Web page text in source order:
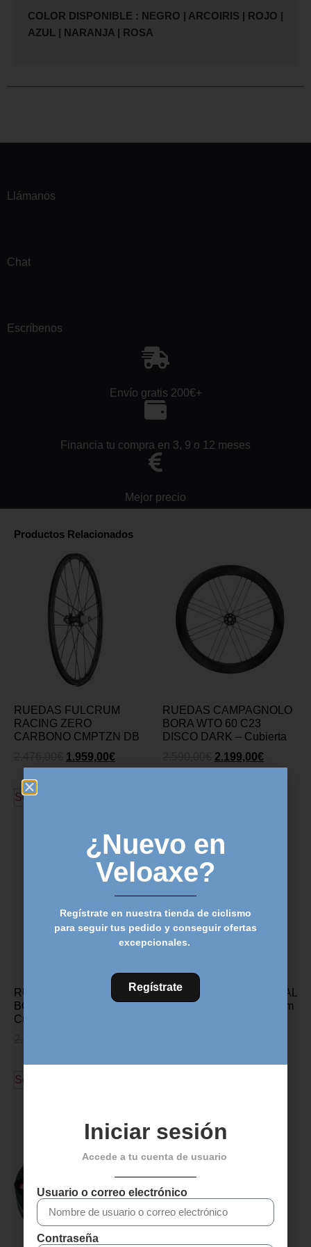
COLOR DISPONIBLE : NEGRO | ARCOIRIS | ROJO |
AZUL | NARANJA | ROSA
Llámanos
Chat
Escríbenos
Envío gratis 200€+
Financia tu compra en 3, 9 o 12 meses
Mejor precio
Productos Relacionados
RUEDAS FULCRUM
RACING ZERO
CARBONO CMPTZN DB
1.959,00€
Seleccionar opciones
RUEDAS CAMPAGNOLO
BORA WTO 60 C23
DISCO DARK – Cubierta
2.199,00€
RUEDAS CAMPAGNOLO
BORA WTO 35 DISCO –
Cubierta
Seleccionar opciones
TUBULAR CONTINENTAL
SPRINTEUR – 700*25mm
Añadir al carrito
¿Nuevo en
Veloaxe?
Regístrate en nuestra tienda de ciclismo
para seguir tus pedido y conseguir ofertas
excepcionales.
Regístrate
Iniciar sesión
Accede a tu cuenta de usuario
Usuario o correo electrónico
Contraseña